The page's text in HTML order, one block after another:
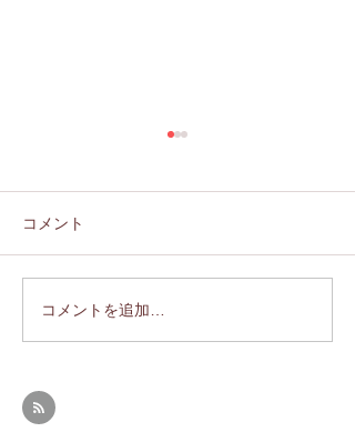
【2026.7.4】改修工事の
入札中止でどうなる？武
コメント
コメントを追加…